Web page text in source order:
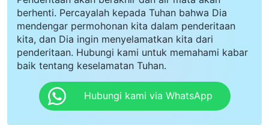
berhenti. Percayalah kepada Tuhan bahwa Dia
mendengar permohonan kita dalam penderitaan
kita, dan Dia ingin menyelamatkan kita dari
penderitaan. Hubungi kami untuk memahami kabar
baik tentang keselamatan Tuhan.
Hubungi kami via WhatsApp